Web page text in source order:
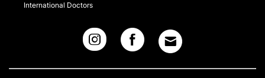
International Doctors